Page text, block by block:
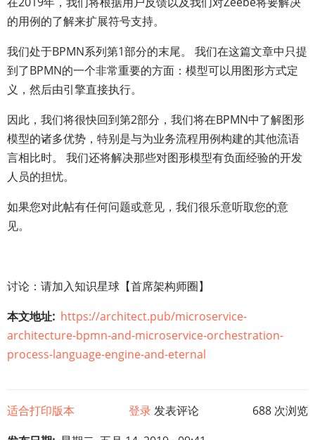
的用例的了解来扩展符号支持。
我们处于BPMN系列第1部分的末尾。 我们在这篇文章中只提
到了BPMN的一个非常重要的方面：模型可以用图形方式定
义，然后由引擎直接执行。
因此，我们将很快回到第2部分，我们将在BPMN中了解图形
模型的诸多优势，特别是与为业务流程用例构建的其他流语
言相比时。 我们还将解决那些对图形模型有负面经验的开发
人员的担忧。
如果您对此帖有任何问题或意见，我们很乐意听取您的意
见。
讨论：请加入知识星球【首席架构师圈】
本文地址 https://architect.pub/microservice-
architecture-bpmn-and-microservice-orchestration-
process-language-engine-and-eternal
适合打印版本 登录发表评论
688 次浏览